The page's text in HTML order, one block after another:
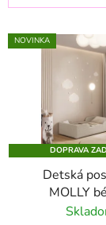
d
e
n
r
o
V
ý
p
r
NOVINKA
DOPRAVA
Detská
MOLLY
keksíková